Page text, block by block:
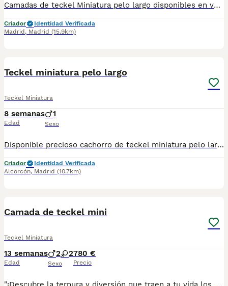
Camadas de teckel Miniatura pelo largo disponibles en varios colores y tonalidades. Machos y hembras. Criadores responsables y familiares. Se entregan a partir de 2 meses de edad y sus vacunas correspondientes, desparasitados. Todos los cachorros son descendientes de las mejores líneas nacionales. Se entregan en toda España con transporte de alta calidad preparado para animales, van en vehículo climatizado con chófer particular a cargo del comprador. Si tienes dudas o consultas sobre la raza, podemos resolver tus dudas por whats app ;) Abogamos por una cría nacional (no en países del este) en un ambiente familiar con personas con vocación en una cría ética y responsable, y que por encima de todo, aman a los animales Teléfono / Whats app: 641 92 23 90
Criador
Identidad Verificada
Madrid , Madrid (15.9km)
Teckel miniatura pelo largo
Teckel Miniatura
8 semanas
Edad
1
Sexo
Disponible precioso cachorro de teckel miniatura pelo largo color rojo. Se entrega con todas sus vacunas al día.
Criador
Identidad Verificada
Alcorcón, Madrid (10.7km)
Camada de teckel mini
Teckel Miniatura
13 semanas
Edad
2 2
Sexo
780 €
Precio